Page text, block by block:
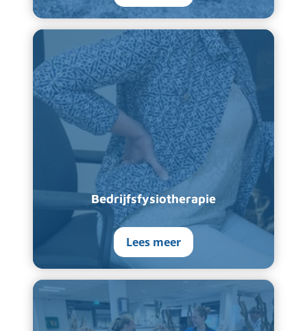
Bedrijfsfysiotherapie
Lees meer